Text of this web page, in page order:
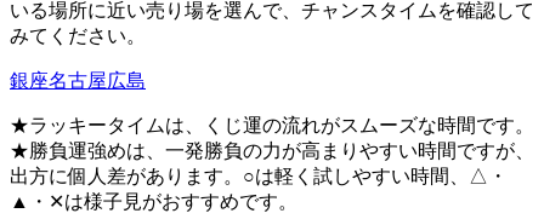
いる場所に近い売り場を選んで、チャンスタイムを確認して
みてください。
銀座名古屋広島
★ラッキータイムは、くじ運の流れがスムーズな時間です。
★勝負運強めは、一発勝負の力が高まりやすい時間ですが、
出方に個人差があります。○は軽く試しやすい時間、△・
▲・✕は様子見がおすすめです。